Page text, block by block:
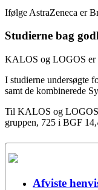
Ifølge AstraZeneca er
Studierne bag
KALOS og LOGOS er
I studierne undersøgte
samt de kombinerede
Til KALOS og LOGOS
gruppen, 725 i BGF
Afviste